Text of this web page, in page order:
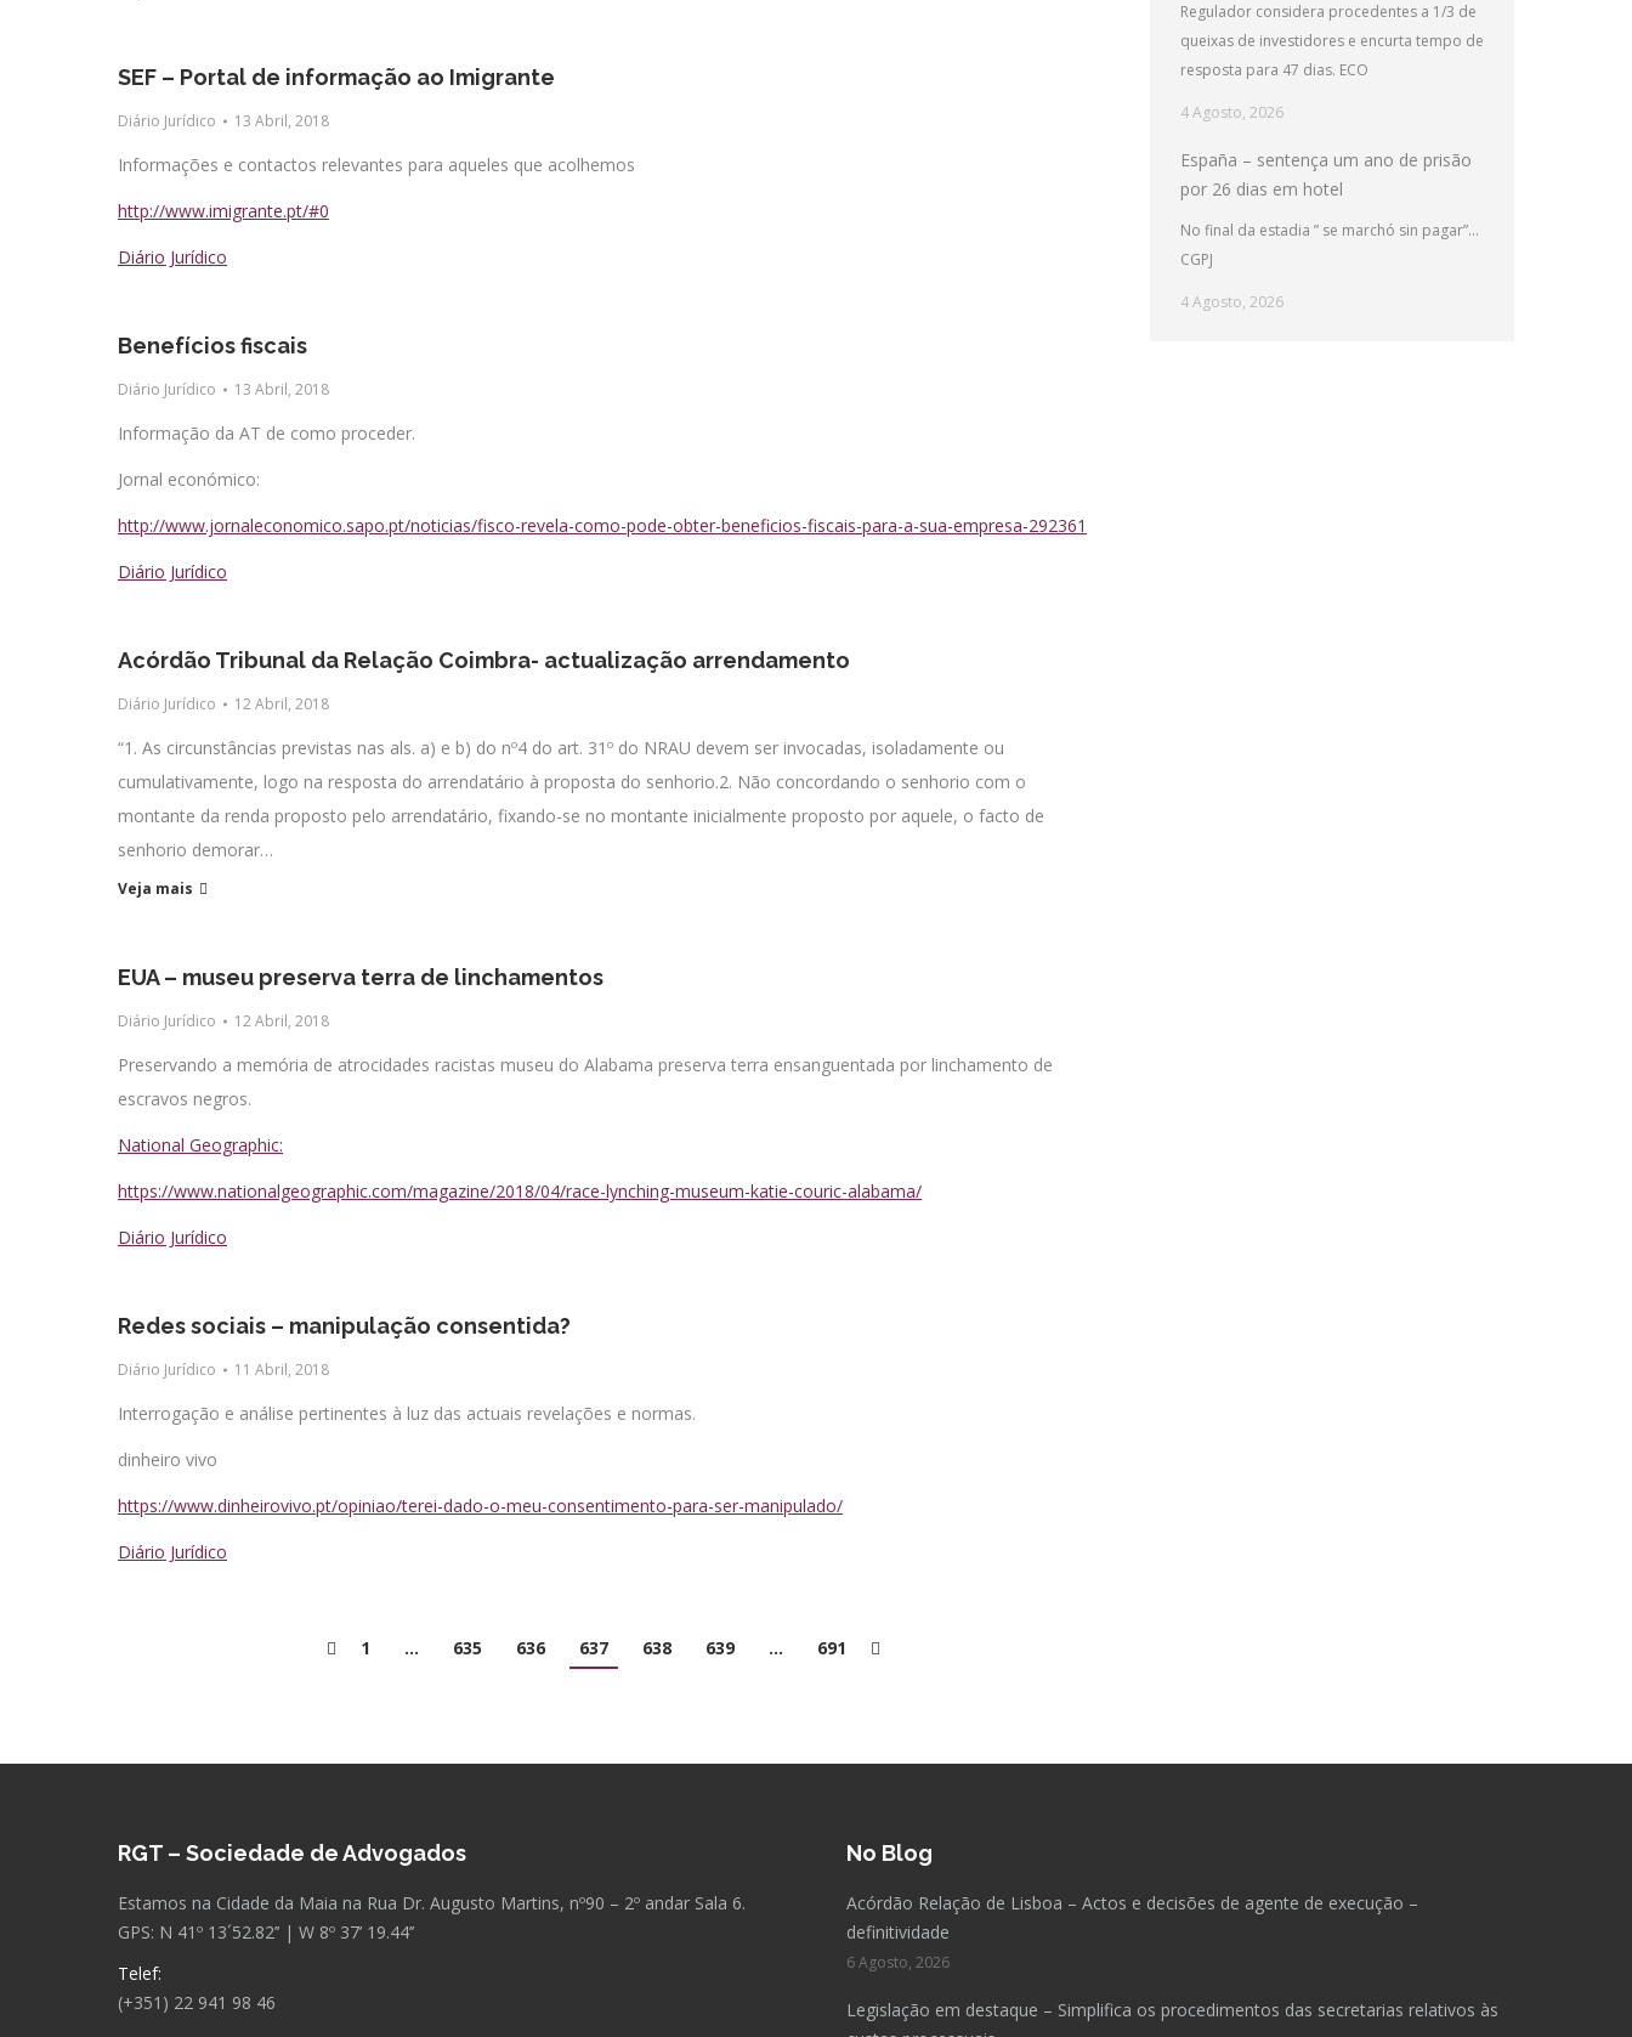
SEF – Portal de informação ao Imigrante
Diário Jurídico 13 Abril, 2018
Informações e contactos relevantes para aqueles que acolhemos
http://www.imigrante.pt/#0
Diário Jurídico
Benefícios fiscais
Diário Jurídico 13 Abril, 2018
Informação da AT de como proceder.
Jornal económico:
http://www.jornaleconomico.sapo.pt/noticias/fisco-revela-como-pode-obter-beneficios-fiscais-para-a-sua-empresa-292361
Diário Jurídico
Acórdão Tribunal da Relação Coimbra- actualização arrendamento
Diário Jurídico 12 Abril, 2018
“1. As circunstâncias previstas nas als. a) e b) do nº4 do art. 31º do NRAU devem ser invocadas, isoladamente ou
cumulativamente, logo na resposta do arrendatário à proposta do senhorio.2. Não concordando o senhorio com o
montante da renda proposto pelo arrendatário, fixando-se no montante inicialmente proposto por aquele, o facto de
senhorio demorar…
Veja mais
EUA – museu preserva terra de linchamentos
Diário Jurídico 12 Abril, 2018
Preservando a memória de atrocidades racistas museu do Alabama preserva terra ensanguentada por linchamento de
escravos negros.
National Geographic:
https://www.nationalgeographic.com/magazine/2018/04/race-lynching-museum-katie-couric-alabama/
Diário Jurídico
Redes sociais – manipulação consentida?
Diário Jurídico 11 Abril, 2018
Interrogação e análise pertinentes à luz das actuais revelações e normas.
dinheiro vivo
https://www.dinheirovivo.pt/opiniao/terei-dado-o-meu-consentimento-para-ser-manipulado/
Diário Jurídico
1 … 635 636 637 638 639 … 691
Regulador considera procedentes a 1/3 de
queixas de investidores e encurta tempo de
resposta para 47 dias. ECO
4 Agosto, 2026
España – sentença um ano de prisão
por 26 dias em hotel
No final da estadia ” se marchó sin pagar”…
CGPJ
4 Agosto, 2026
RGT – Sociedade de Advogados
Estamos na Cidade da Maia na Rua Dr. Augusto Martins, nº90 – 2º andar Sala 6.
GPS: N 41º 13´52.82’’ | W 8º 37’ 19.44’’
Telef:
(+351) 22 941 98 46
No Blog
Acórdão Relação de Lisboa – Actos e decisões de agente de execução –
definitividade
6 Agosto, 2026
Legislação em destaque – Simplifica os procedimentos das secretarias relativos às